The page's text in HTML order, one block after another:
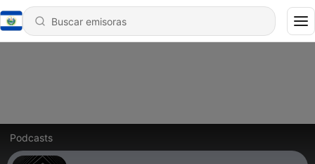
Podcasts